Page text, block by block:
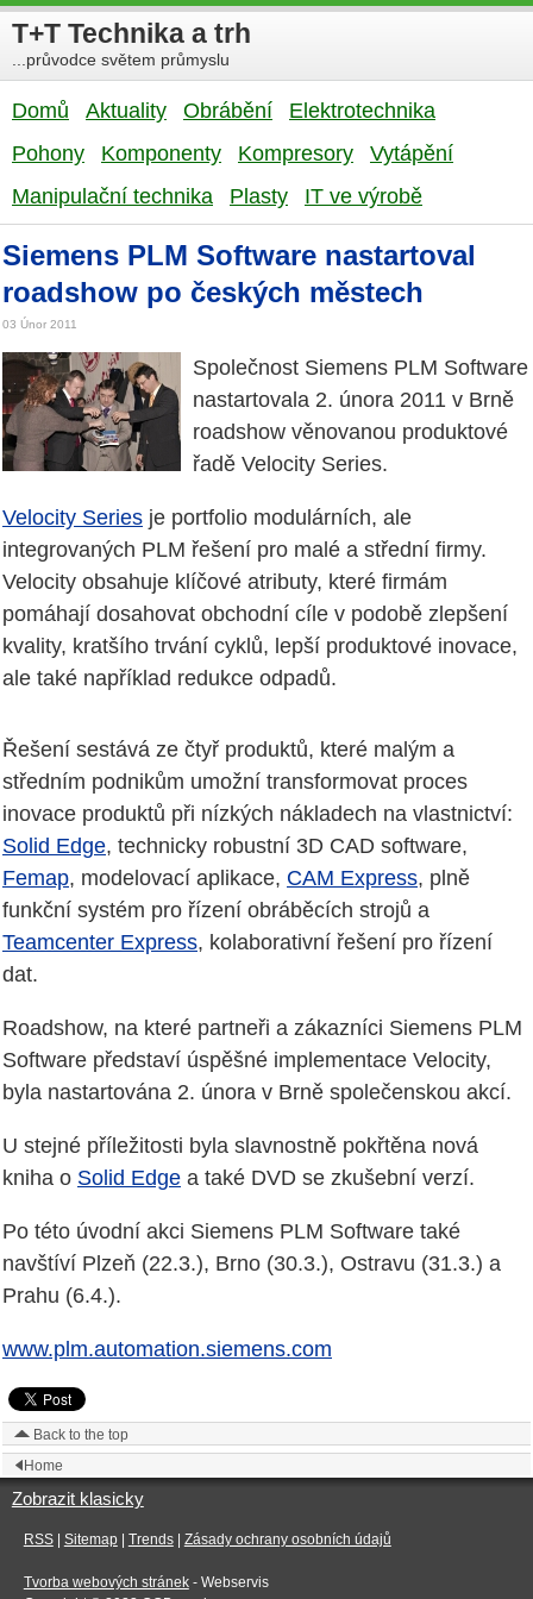
T+T Technika a trh
...průvodce světem průmyslu
Domů Aktuality Obrábění
Elektrotechnika
Pohony
Komponenty Kompresory
Vytápění
Manipulační technika
Plasty IT ve výrobě
Siemens PLM Software nastartoval
roadshow po českých městech
03 Únor 2011
Společnost Siemens PLM Software
nastartovala 2. února 2011 v Brně
roadshow věnovanou produktové
řadě Velocity Series.
Velocity Series je portfolio modulárních, ale
integrovaných PLM řešení pro malé a střední firmy.
Velocity obsahuje klíčové atributy, které firmám
pomáhají dosahovat obchodní cíle v podobě zlepšení
kvality, kratšího trvání cyklů, lepší produktové inovace,
ale také například redukce odpadů.
Řešení sestává ze čtyř produktů, které malým a
středním podnikům umožní transformovat proces
inovace produktů při nízkých nákladech na vlastnictví:
Solid Edge, technicky robustní 3D CAD software,
Femap, modelovací aplikace, CAM Express, plně
funkční systém pro řízení obráběcích strojů a
Teamcenter Express, kolaborativní řešení pro řízení
dat.
Roadshow, na které partneři a zákazníci Siemens PLM
Software představí úspěšné implementace Velocity,
byla nastartována 2. února v Brně společenskou akcí.
U stejné příležitosti byla slavnostně pokřtěna nová
kniha o Solid Edge a také DVD se zkušební verzí.
Po této úvodní akci Siemens PLM Software také
navštíví Plzeň (22.3.), Brno (30.3.), Ostravu (31.3.) a
Prahu (6.4.).
www.plm.automation.siemens.com
Back to the top
Home
Zobrazit klasicky
RSS| Sitemap| Trends| Zásady ochrany osobních údajů
Tvorba webových stránek- Webservis